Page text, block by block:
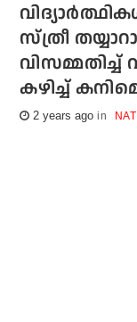
സ്ത്രീ
വിസമ്മതിച്ച്
കഴിച്ച്
2 years ago